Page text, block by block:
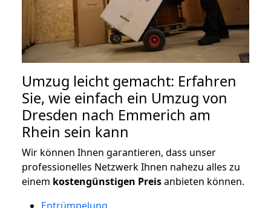
Umzug leicht gemacht: Erfahren
Sie, wie einfach ein Umzug von
Dresden nach Emmerich am
Rhein sein kann
Wir können Ihnen garantieren, dass unser
professionelles Netzwerk Ihnen nahezu alles zu
einem kostengünstigen Preisanbieten können.
Entrümpelung